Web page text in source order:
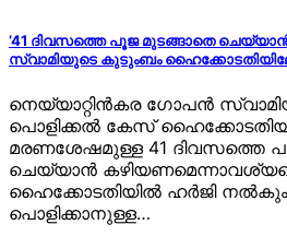
’41 ദിവസത്തെ പൂജ മുടങ്ങാതെ
സ്വാമിയുടെ കുടുംബം
നെയ്യാറ്റിൻകര ഗോപന്‍
പൊളിക്കല്‍ കേസ്
മരണശേഷമുള്ള 41 ദിവസത്തെ
ചെയ്യാൻ
ഹൈക്കോടതിയില്‍ ഹര്‍ജി
പൊളിക്കാനുള്ള…